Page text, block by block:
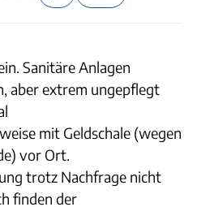
Sanitäre Anlagen
aber extrem ungepflegt
mit Geldschale (wegen
vor Ort.
trotz Nachfrage nicht
finden der